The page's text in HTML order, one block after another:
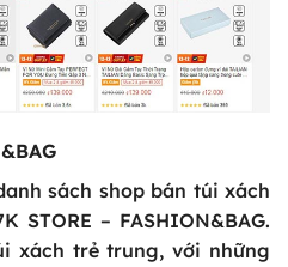
sách shop bán túi xách
STORE – FASHION&BAG.
xách trẻ trung, với những